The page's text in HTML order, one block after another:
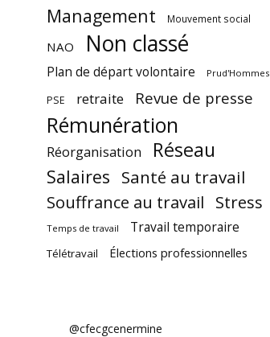
Management
Mouvement social
NAO Non classé
Plan de départ volontaire Prud'Hommes
PSE retraite Revue de presse
Rémunération
Réorganisation Réseau
Salaires Santé au travail
Souffrance au travail Stress
Temps de travail Travail temporaire
Télétravail Élections professionnelles
@cfecgcenermine